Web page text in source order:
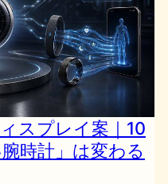
スプレイ案｜10
時計」は変わる